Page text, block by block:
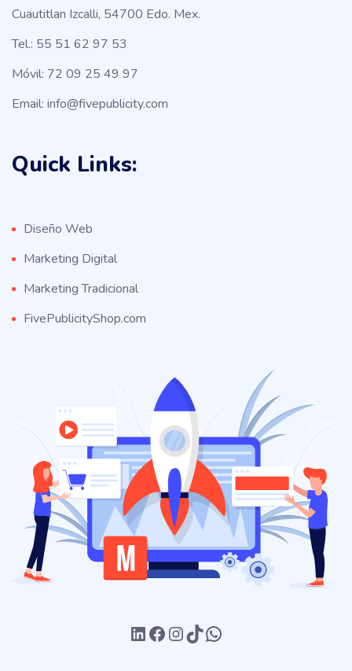
Cuautitlan Izcalli, 54700 Edo. Mex.
Tel.: 55 51 62 97 53
Móvil: 72 09 25 49 97
Email: info@fivepublicity.com
Quick Links:
Diseño Web
Marketing Digital
Marketing Tradicional
FivePublicityShop.com
LinkedIn
Facebook
Instagram
TikTokWhatsApp